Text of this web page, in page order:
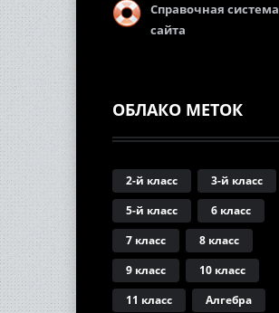
Справочная система
сайта
ОБЛАКО МЕТОК
2-й класс
3-й класс
5-й класс
6 класс
7 класс
8 класс
9 класс
10 класс
11 класс
Алгебра